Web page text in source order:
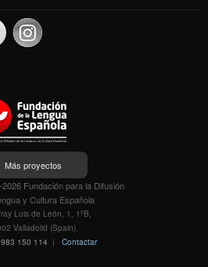
Más proyectos
Fundación para la Difusión
y Cultura Española
Luis de León, 1, 1ºB,
Valladolid (Spain).
983 150 114 | Contactar